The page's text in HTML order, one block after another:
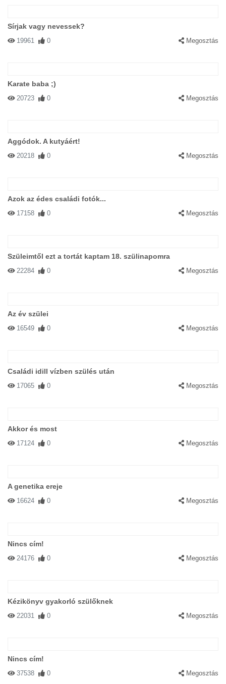
Sírjak vagy nevessek?
19961 0 Megosztás
Karate baba ;)
20723 0 Megosztás
Aggódok. A kutyáért!
20218 0 Megosztás
Azok az édes családi fotók...
17158 0 Megosztás
Szüleimtől ezt a tortát kaptam 18. szülinapomra
22284 0 Megosztás
Az év szülei
16549 0 Megosztás
Családi idill vízben szülés után
17065 0 Megosztás
Akkor és most
17124 0 Megosztás
A genetika ereje
16624 0 Megosztás
Nincs cím!
24176 0 Megosztás
Kézikönyv gyakorló szülőknek
22031 0 Megosztás
Nincs cím!
37538 0 Megosztás